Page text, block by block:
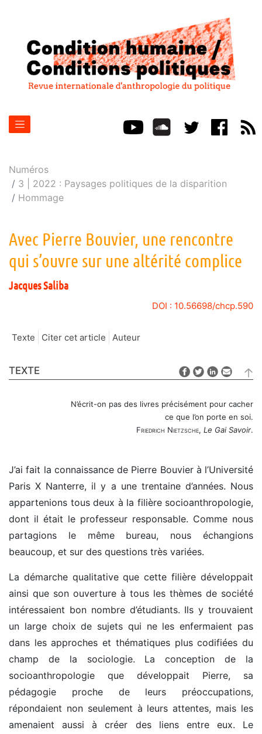
Numéros
3 | 2022 : Paysages politiques de la disparition
Hommage
Avec Pierre Bouvier, une rencontre
qui s’ouvre sur une altérité complice
JacquesSaliba
DOI : 10.56698/chcp.590
Texte Citer cet article Auteur
TEXTE
N’écrit-on pas des livres précisément pour cacher
ce que l’on porte en soi.
Friedrich Nietzsche, Le Gai Savoir.
J’ai fait la connaissance de Pierre Bouvier à l’Université
Paris X Nanterre, il y a une trentaine d’années. Nous
appartenions tous deux à la filière socioanthropologie,
dont il était le professeur responsable. Comme nous
partagions le même bureau, nous échangions
beaucoup, et sur des questions très variées.
La démarche qualitative que cette filière développait
ainsi que son ouverture à tous les thèmes de société
intéressaient bon nombre d’étudiants. Ils y trouvaient
un large choix de sujets qui ne les enfermaient pas
dans les approches et thématiques plus codifiées du
champ de la sociologie. La conception de la
socioanthropologie que développait Pierre, sa
pédagogie proche de leurs préoccupations,
répondaient non seulement à leurs attentes, mais les
amenaient aussi à créer des liens entre eux. Le